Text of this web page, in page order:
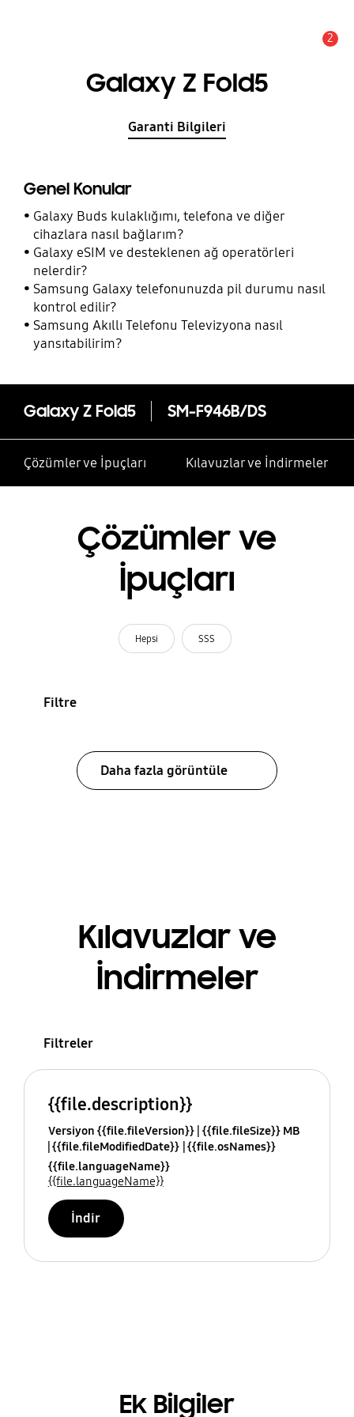
2
Galaxy Z Fold5
Garanti Bilgileri
Genel Konular
Galaxy Buds kulaklığımı, telefona ve diğer
cihazlara nasıl bağlarım?
Galaxy eSIM ve desteklenen ağ operatörleri
nelerdir?
Samsung Galaxy telefonunuzda pil durumu nasıl
kontrol edilir?
Samsung Akıllı Telefonu Televizyona nasıl
yansıtabilirim?
Galaxy Z Fold5 SM-F946B/DS
Çözümler ve İpuçları Kılavuzlar ve İndirmeler
Çözümler ve
İpuçları
Hepsi SSS
Filtre
Daha fazla görüntüle
Kılavuzlar ve
İndirmeler
Filtreler
{{file.description}}
Versiyon {{file.fileVersion}} {{file.fileSize}} MB
{{file.fileModifiedDate}} {{file.osNames}}
{{file.languageName}}
{{file.languageName}}
İndir
Ek Bilgiler